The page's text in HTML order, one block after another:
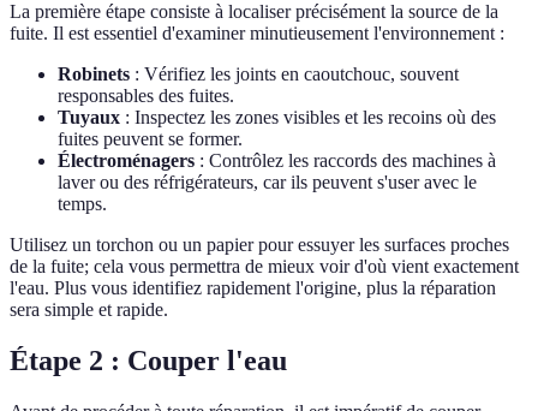
La première étape consiste à localiser précisément la source de la
fuite. Il est essentiel d'examiner minutieusement l'environnement :
Robinets : Vérifiez les joints en caoutchouc, souvent
responsables des fuites.
Tuyaux : Inspectez les zones visibles et les recoins où des
fuites peuvent se former.
Électroménagers : Contrôlez les raccords des machines à
laver ou des réfrigérateurs, car ils peuvent s'user avec le
temps.
Utilisez un torchon ou un papier pour essuyer les surfaces proches
de la fuite; cela vous permettra de mieux voir d'où vient exactement
l'eau. Plus vous identifiez rapidement l'origine, plus la réparation
sera simple et rapide.
Étape 2 : Couper l'eau